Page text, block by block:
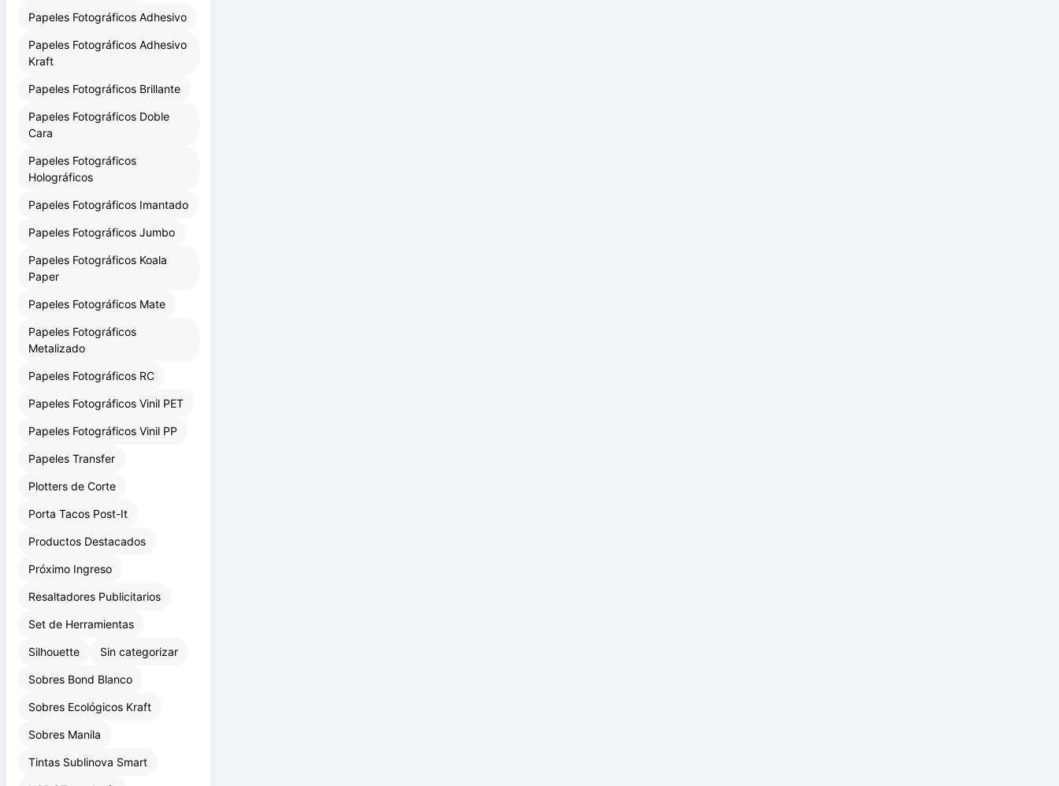
Papeles Fotográficos Adhesivo
Papeles Fotográficos Adhesivo
Kraft
Papeles Fotográficos Brillante
Papeles Fotográficos Doble
Cara
Papeles Fotográficos
Holográficos
Papeles Fotográficos Imantado
Papeles Fotográficos Jumbo
Papeles Fotográficos Koala
Paper
Papeles Fotográficos Mate
Papeles Fotográficos
Metalizado
Papeles Fotográficos RC
Papeles Fotográficos Vinil PET
Papeles Fotográficos Vinil PP
Papeles Transfer
Plotters de Corte
Porta Tacos Post-It
Productos Destacados
Próximo Ingreso
Resaltadores Publicitarios
Set de Herramientas
Silhouette Sin categorizar
Sobres Bond Blanco
Sobres Ecológicos Kraft
Sobres Manila
Tintas Sublinova Smart